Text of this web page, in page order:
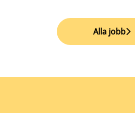
Alla jobb